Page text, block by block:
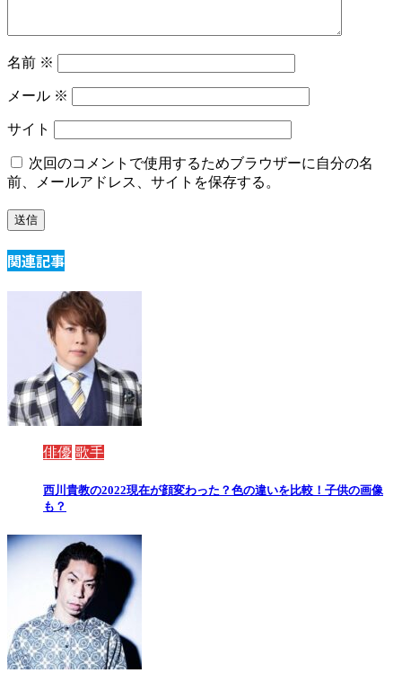
名前 ※
メール ※
サイト
次回のコメントで使用するためブラウザーに自分の名
前、メールアドレス、サイトを保存する。
関連記事
俳優 歌手
西川貴教の2022現在が顔変わった？色の違いを比較！子供の画像
も？